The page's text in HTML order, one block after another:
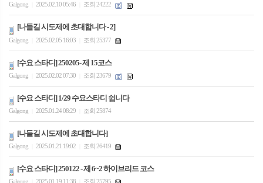
Galgong 2025.02.10 05:46 조회 24222
[나들길 시도제에 초대합니다 - 2]
Galgong 2025.02.05 16:03 조회 25377
[수요 스타디] 250205- 제 15코스
Galgong 2025.02.02 07:30 조회 23679
[수요 스타디] 1/29 수요스타디 쉽니다
Galgong 2025.01.24 08:29 조회 25874
[나들길 시도제에 초대합니다]
Galgong 2025.01.21 19:02 조회 26419
[수요 스타디] 250122 - 제 6~2 하이브리드 코스
Galgong 2025.01.19 11:38 조회 25795